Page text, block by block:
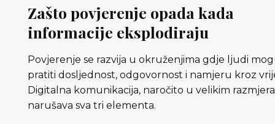
Zašto povjerenje opada kada
informacije eksplodiraju
Povjerenje se razvija u okruženjima gdje ljudi
pratiti dosljednost, odgovornost i namjeru kroz
Digitalna komunikacija, naročito u velikim
narušava sva tri elementa.